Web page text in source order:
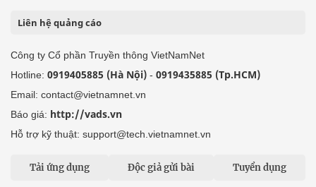
Liên hệ quảng cáo
Công ty Cổ phần Truyền thông VietNamNet
Hotline: 0919405885 (Hà Nội) - 0919435885 (Tp.HCM)
Email: contact@vietnamnet.vn
Báo giá: http://vads.vn
Hỗ trợ kỹ thuật: support@tech.vietnamnet.vn
Tải ứng dụng Độc giả gửi bài Tuyển dụng